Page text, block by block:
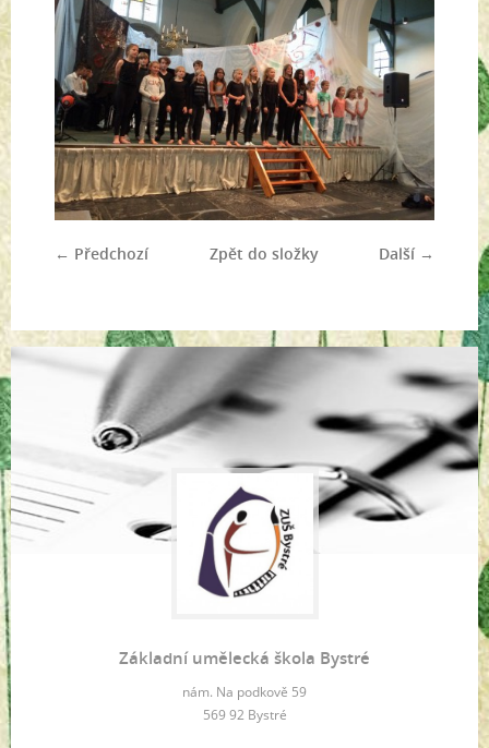
← Předchozí Další →
Zpět do složky
Základní umělecká škola Bystré
nám. Na podkově 59
569 92 Bystré